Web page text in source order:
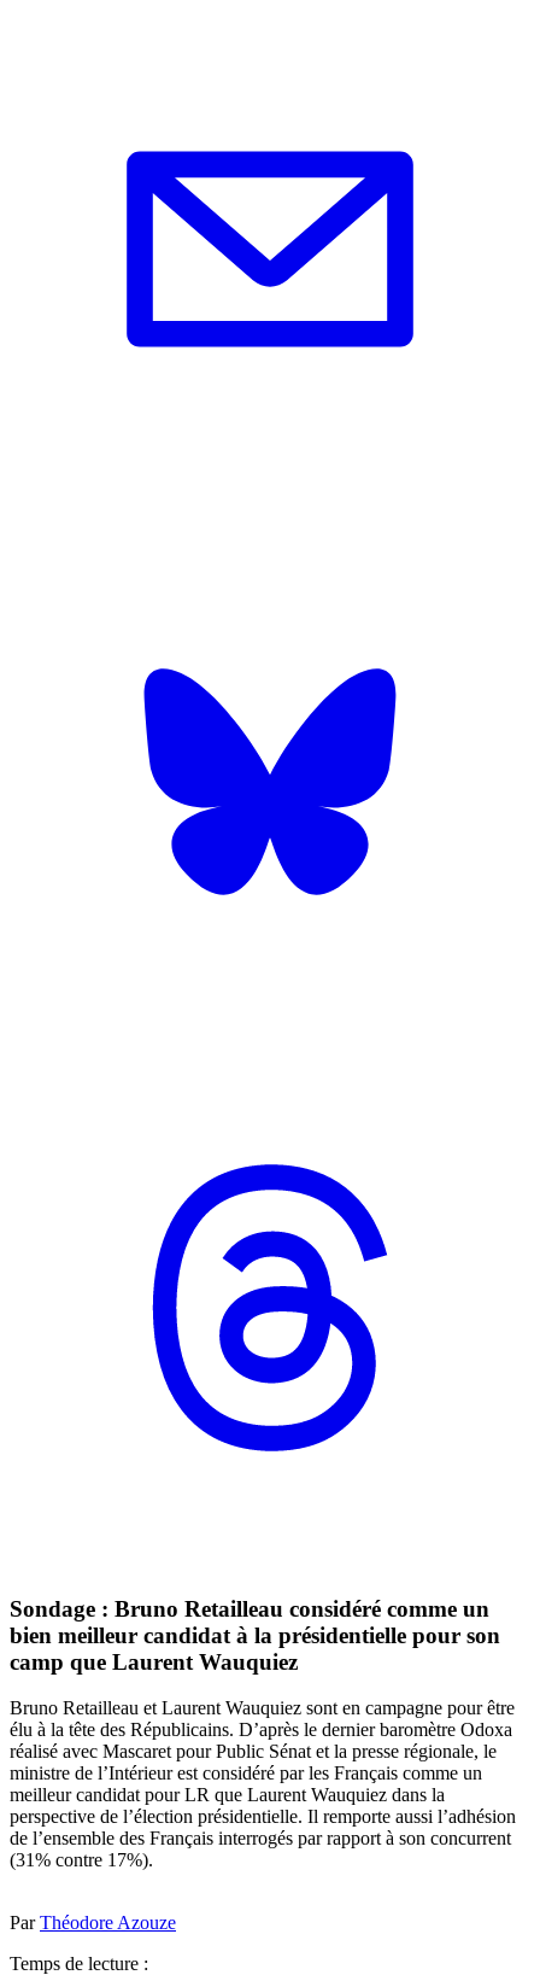
Sondage : Bruno Retailleau considéré comme un
bien meilleur candidat à la présidentielle pour son
camp que Laurent Wauquiez
Bruno Retailleau et Laurent Wauquiez sont en campagne pour être
élu à la tête des Républicains. D’après le dernier baromètre Odoxa
réalisé avec Mascaret pour Public Sénat et la presse régionale, le
ministre de l’Intérieur est considéré par les Français comme un
meilleur candidat pour LR que Laurent Wauquiez dans la
perspective de l’élection présidentielle. Il remporte aussi l’adhésion
de l’ensemble des Français interrogés par rapport à son concurrent
(31% contre 17%).
ParThéodore Azouze
Temps de lecture :